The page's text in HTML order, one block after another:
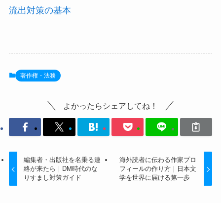
流出対策の基本
著作権・法務
よかったらシェアしてね！
編集者・出版社を名乗る連
絡が来たら｜DM時代のな
りすまし対策ガイド
海外読者に伝わる作家プロ
フィールの作り方｜日本文
学を世界に届ける第一歩